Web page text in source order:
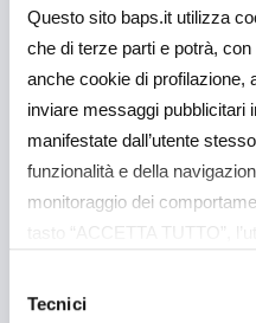
Questo sito baps.it utilizza
che di terze parti e potrà,
anche cookie di profilazione,
inviare messaggi pubblicitari
manifestate dall’utente
funzionalità e della
monitoraggio dei
tasto “ACCETTA TUTTO”,
analitici. Il consenso è
delTecnici